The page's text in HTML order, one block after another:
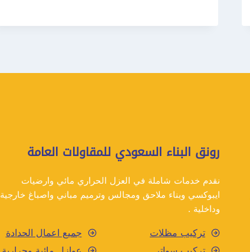
0550609477
رونق البناء السعودي للمقاولات العامة
نقدم خدمات شاملة في العزل الحراري مائي وارضيات
ايبوكسي وبناء ملاحق ومجالس وترميم مباني واصباغ خارجية
وداخلية .
تركيب مظلات
جميع اعمال الحدادة